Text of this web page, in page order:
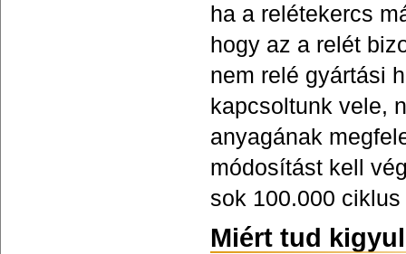
ha a relétekercs
hogy az a relét
nem relé gyártási
kapcsoltunk vele,
anyagának
módosítást kell
sok 100.000
Miért tud